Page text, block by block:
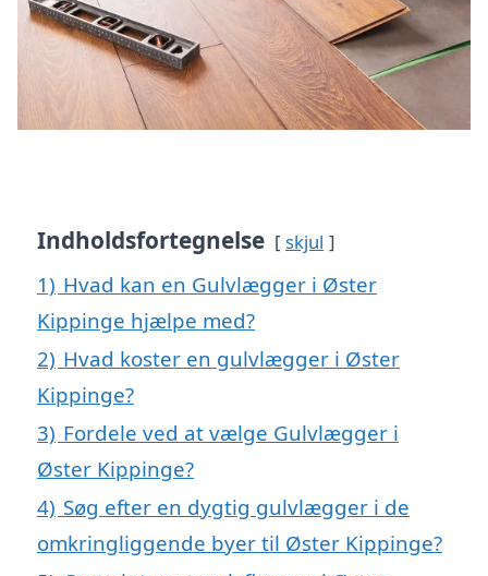
Indholdsfortegnelse skjul
1) Hvad kan en Gulvlægger i Øster
Kippinge hjælpe med?
2) Hvad koster en gulvlægger i Øster
Kippinge?
3) Fordele ved at vælge Gulvlægger i
Øster Kippinge?
4) Søg efter en dygtig gulvlægger i de
omkringliggende byer til Øster Kippinge?